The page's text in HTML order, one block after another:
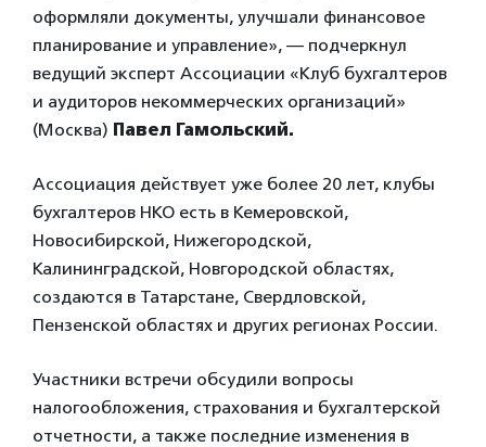
оформляли документы, улучшали финансовое
планирование и управление», — подчеркнул
ведущий эксперт Ассоциации «Клуб бухгалтеров
и аудиторов некоммерческих организаций»
(Москва) Павел Гамольский.
Ассоциация действует уже более 20 лет, клубы
бухгалтеров НКО есть в Кемеровской,
Новосибирской, Нижегородской,
Калининградской, Новгородской областях,
создаются в Татарстане, Свердловской,
Пензенской областях и других регионах России.
Участники встречи обсудили вопросы
налогообложения, страхования и бухгалтерской
отчетности, а также последние изменения в